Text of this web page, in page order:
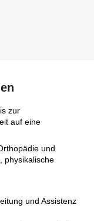
zur
auf eine
und
physikalische
und Assistenz